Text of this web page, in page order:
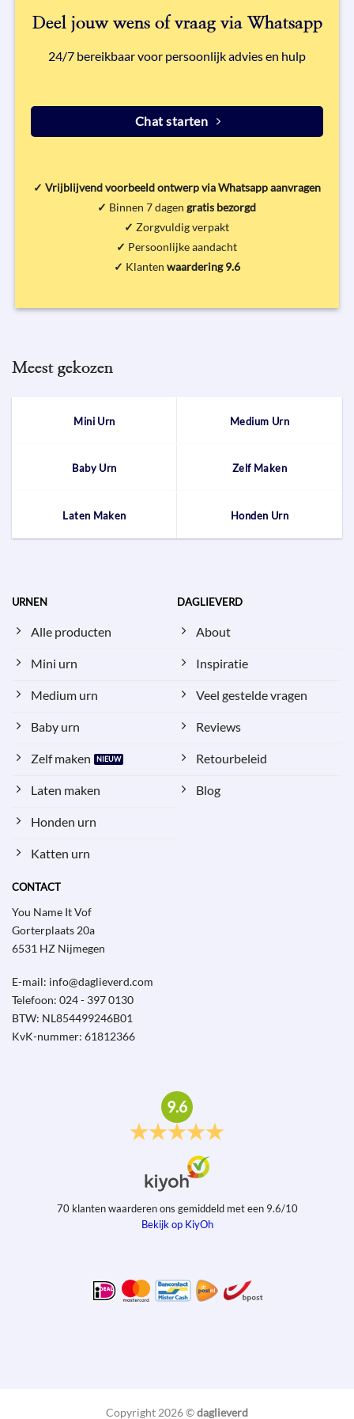
de
de
Deel jouw wens of vraag via Whatsapp
24/7 bereikbaar voor persoonlijk advies en hulp
Chat starten
✓ Vrijblijvend voorbeeld ontwerp via Whatsapp aanvragen
✓ Binnen 7 dagen gratis bezorgd
✓ Zorgvuldig verpakt
✓ Persoonlijke aandacht
✓ Klanten waardering 9.6
Meest gekozen
Mini Urn Medium Urn
Baby Urn Zelf Maken
Laten Maken Honden Urn
URNEN
Alle producten
Mini urn
Medium urn
Baby urn
Zelf maken
Laten maken
Honden urn
Katten urn
DAGLIEVERD
About
Inspiratie
Veel gestelde vragen
Reviews
Retourbeleid
Blog
CONTACT
You Name It Vof
Gorterplaats 20a
6531 HZ Nijmegen
E-mail: info@daglieverd.com
Telefoon: 024 - 397 0130
BTW: NL854499246B01
KvK-nummer: 61812366
9.6
70klanten waarderen ons gemiddeld met een 9.6/10
Bekijk op KiyOh
Copyright 2026 ©daglieverd